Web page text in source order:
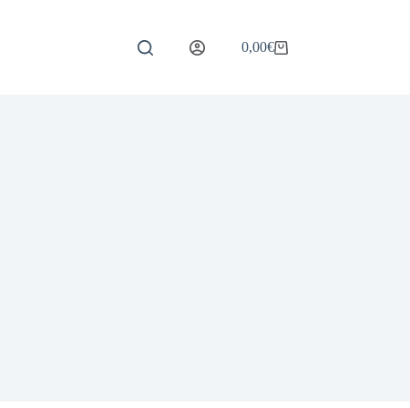
Carrello
0,00€